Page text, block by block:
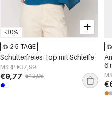
-30%
2-5 TAGE
Schulterfreies Top mit Schleife
MSRP €37,99
€9,77 €13,95
6